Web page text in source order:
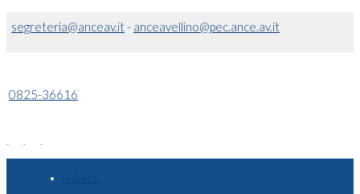
segreteria@anceav.it- anceavellino@pec.ance.av.it
0825-36616